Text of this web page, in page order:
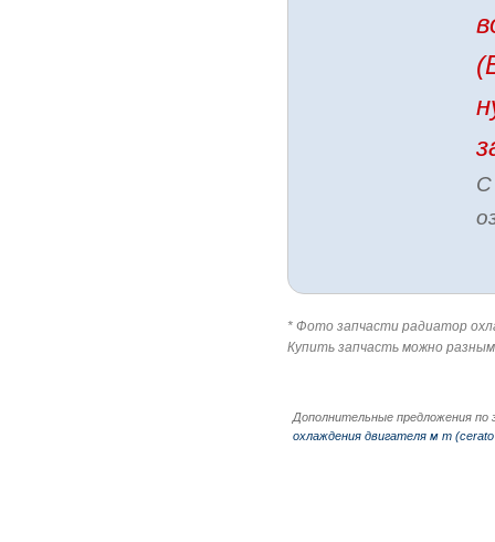
С
* Фото запчасти радиатор
Купить запчасть можно
Дополнительные предложения
охлаждения двигателя м т